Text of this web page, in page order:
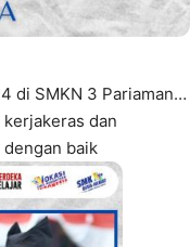
di SMKN 3 Pariaman…
dan
baik